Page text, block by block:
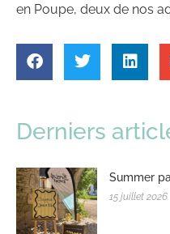
en Poupe, deux de nos
Derniers
Summer
15 juillet 2026